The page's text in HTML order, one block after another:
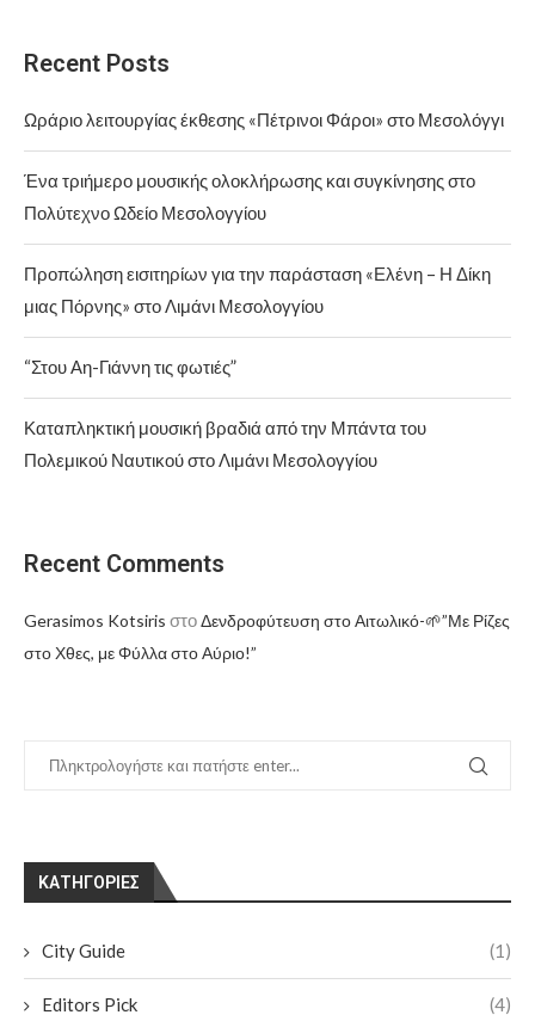
Recent Posts
Ωράριο λειτουργίας έκθεσης «Πέτρινοι Φάροι» στο Μεσολόγγι
Ένα τριήμερο μουσικής ολοκλήρωσης και συγκίνησης στο
Πολύτεχνο Ωδείο Μεσολογγίου
Προπώληση εισιτηρίων για την παράσταση «Ελένη – Η Δίκη
μιας Πόρνης» στο Λιμάνι Μεσολογγίου
“Στου Αη-Γιάννη τις φωτιές”
Καταπληκτική μουσική βραδιά από την Μπάντα του
Πολεμικού Ναυτικού στο Λιμάνι Μεσολογγίου
Recent Comments
Gerasimos Kotsiris στοΔενδροφύτευση στο Αιτωλικό-🌱”Με Ρίζες
στο Χθες, με Φύλλα στο Αύριο!”
KΑΤΗΓΟΡΊΕΣ
City Guide (1)
Editors Pick (4)